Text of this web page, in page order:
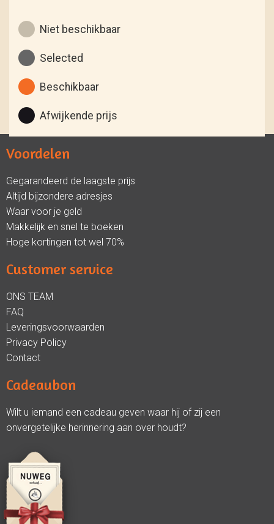
Niet beschikbaar
Selected
Beschikbaar
Afwijkende prijs
Voordelen
Gegarandeerd de laagste prijs
Altijd bijzondere adresjes
Waar voor je geld
Makkelijk en snel te boeken
Hoge kortingen tot wel 70%
Customer service
ONS TEAM
FAQ
Leveringsvoorwaarden
Privacy Policy
Contact
Cadeaubon
Wilt u iemand een cadeau geven waar hij of zij een
onvergetelijke herinnering aan over houdt?